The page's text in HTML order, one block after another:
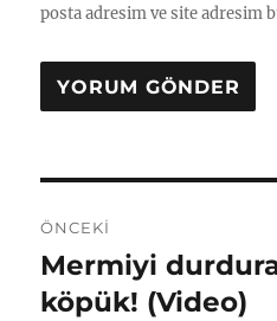
posta adresim ve site adresim
gezinmesi
ÖNCEKI
Önceki
yazı:
Mermiyi
köpük! (Video)